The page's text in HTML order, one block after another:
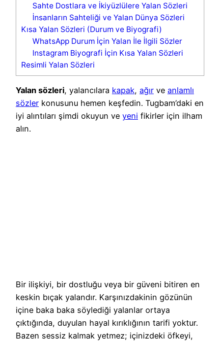
Sahte Dostlara ve İkiyüzlülere Yalan Sözleri
İnsanların Sahteliği ve Yalan Dünya Sözleri
Kısa Yalan Sözleri (Durum ve Biyografi)
WhatsApp Durum İçin Yalan İle İlgili Sözler
Instagram Biyografi İçin Kısa Yalan Sözleri
Resimli Yalan Sözleri
Yalan sözleri, yalancılara kapak, ağır ve anlamlı
sözler konusunu hemen keşfedin. Tugbam’daki en
iyi alıntıları şimdi okuyun ve yeni fikirler için ilham
alın.
Bir ilişkiyi, bir dostluğu veya bir güveni bitiren en
keskin bıçak yalandır. Karşınızdakinin gözünün
içine baka baka söylediği yalanlar ortaya
çıktığında, duyulan hayal kırıklığının tarifi yoktur.
Bazen sessiz kalmak yetmez; içinizdeki öfkeyi,